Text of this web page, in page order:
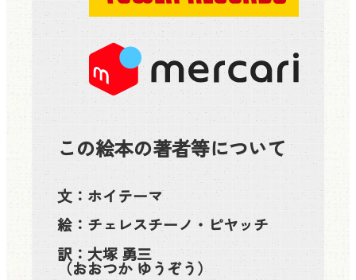
この絵本の著者等について
文： ホイテーマ
絵： チェレスチーノ・ピヤッチ
訳： 大塚 勇三
（おおつか ゆうぞう）